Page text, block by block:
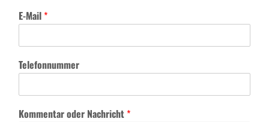
E-Mail*
Telefonnummer
Kommentar oder Nachricht*